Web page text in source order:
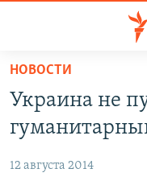
упрощенного
доступа
основному
ПОДКАСТЫ
АВТОРСКИЕ ПРОЕКТЫ
ЦИТАТЫ СВОБОДЫ
НОВОСТИ
Украина не
12 августа 2014